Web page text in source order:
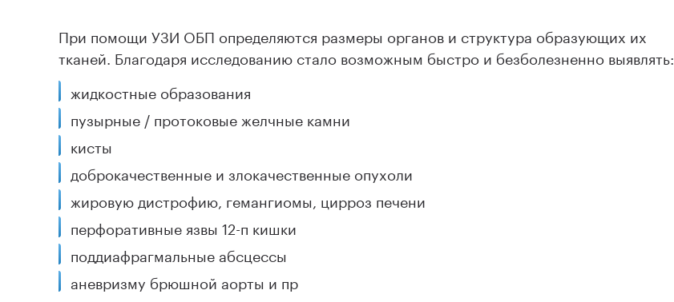
При помощи УЗИ ОБП определяются размеры органов и структура образующих их
тканей. Благодаря исследованию стало возможным быстро и безболезненно выявлять:
жидкостные образования
пузырные / протоковые желчные камни
кисты
доброкачественные и злокачественные опухоли
жировую дистрофию, гемангиомы, цирроз печени
перфоративные язвы 12-п кишки
поддиафрагмальные абсцессы
аневризму брюшной аорты и пр